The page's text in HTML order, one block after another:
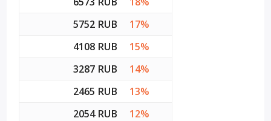
5752 RUB
17%
4108 RUB
15%
3287 RUB
14%
2465 RUB
13%
2054 RUB
12%